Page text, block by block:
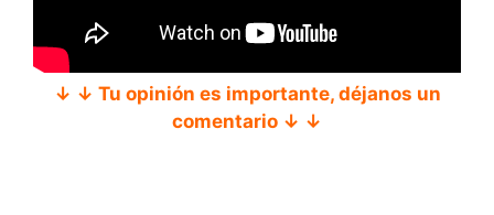
↓ ↓ Tu opinión es importante, déjanos un
comentario ↓ ↓